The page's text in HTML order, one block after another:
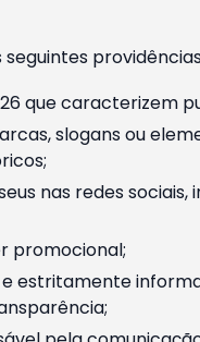
que caracterizem
slogans ou
nas redes
promocional;
estritamente